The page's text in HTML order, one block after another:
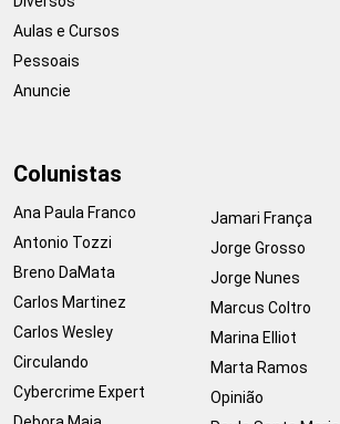
Aulas e Cursos
Pessoais
Anuncie
Colunistas
Ana Paula Franco
Antonio Tozzi
Breno DaMata
Carlos Martinez
Carlos Wesley
Circulando
Cybercrime Expert
Jamari França
Jorge Grosso
Jorge Nunes
Marcus Coltro
Marina Elliot
Marta Ramos
Opinião